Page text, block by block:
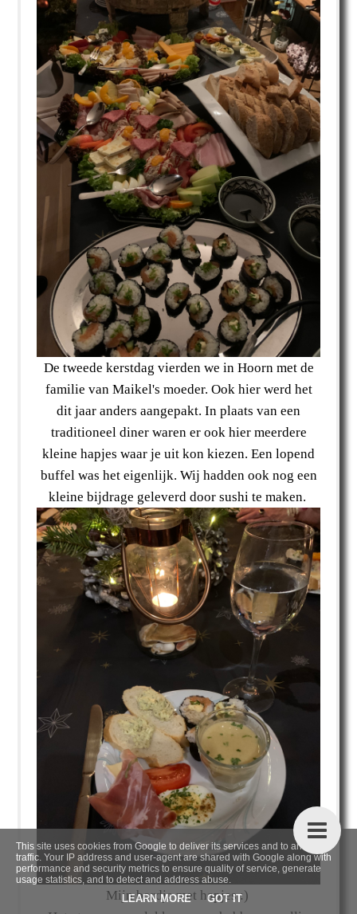
De tweede kerstdag vierden we in Hoorn met de
familie van Maikel's moeder. Ook hier werd het
dit jaar anders aangepakt. In plaats van een
traditioneel diner waren er ook hier meerdere
kleine hapjes waar je uit kon kiezen. Een lopend
buffel was het eigenlijk. Wij hadden ook nog een
kleine bijdrage geleverd door sushi te maken.
Mijn bordje met hapjes :)
This site uses cookies from Google to deliver its services and to analyze
traffic. Your IP address and user-agent are shared with Google along with
performance and security metrics to ensure quality of service, generate
usage statistics, and to detect and address abuse.
LEARN MORE GOT IT